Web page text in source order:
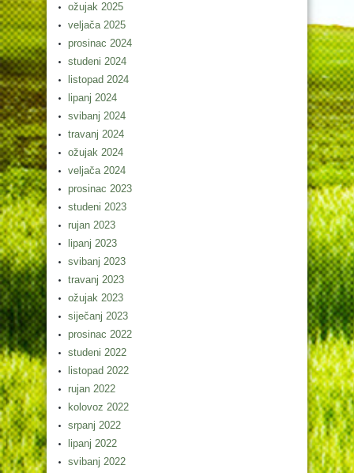
ožujak 2025
veljača 2025
prosinac 2024
studeni 2024
listopad 2024
lipanj 2024
svibanj 2024
travanj 2024
ožujak 2024
veljača 2024
prosinac 2023
studeni 2023
rujan 2023
lipanj 2023
svibanj 2023
travanj 2023
ožujak 2023
siječanj 2023
prosinac 2022
studeni 2022
listopad 2022
rujan 2022
kolovoz 2022
srpanj 2022
lipanj 2022
svibanj 2022